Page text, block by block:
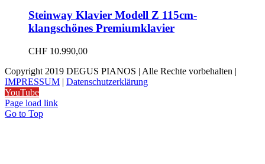
Steinway Klavier Modell Z 115cm-
klangschönes Premiumklavier
CHF 10.990,00
Copyright 2019 DEGUS PIANOS | Alle Rechte vorbehalten |
IMPRESSUM | Datenschutzerklärung
YouTube
Page load link
Go to Top